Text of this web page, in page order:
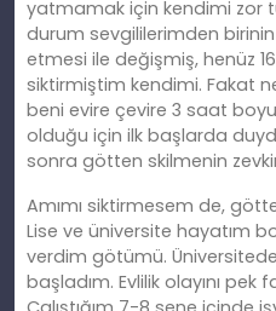
yatmamak için kendimi zor
durum sevgililerimden
etmesi ile değişmiş, henüz
siktirmiştim kendimi. Fakat
beni evire çevire 3 saat
olduğu için ilk başlarda
sonra götten skilmenin
Amımı siktirmesem de,
Lise ve üniversite hayatım
verdim götümü.
başladım. Evlilik olayını